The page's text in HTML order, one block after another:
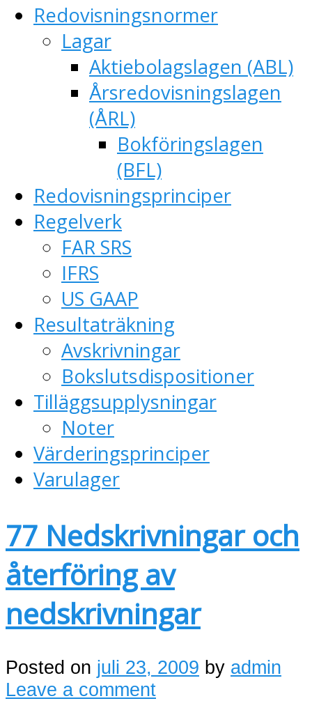
Redovisningsnormer
Lagar
Aktiebolagslagen (ABL)
Årsredovisningslagen
(ÅRL)
Bokföringslagen
(BFL)
Redovisningsprinciper
Regelverk
FAR SRS
IFRS
US GAAP
Resultaträkning
Avskrivningar
Bokslutsdispositioner
Tilläggsupplysningar
Noter
Värderingsprinciper
Varulager
77 Nedskrivningar och
återföring av
nedskrivningar
Posted on juli 23, 2009 by admin
Leave a comment